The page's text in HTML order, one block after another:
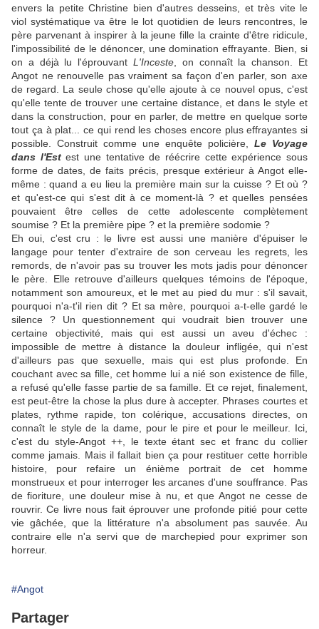
envers la petite Christine bien d'autres desseins, et très vite le
viol systématique va être le lot quotidien de leurs rencontres, le
père parvenant à inspirer à la jeune fille la crainte d'être ridicule,
l'impossibilité de le dénoncer, une domination effrayante. Bien, si
on a déjà lu l'éprouvant L'Inceste , on connaît la chanson. Et
Angot ne renouvelle pas vraiment sa façon d'en parler, son axe
de regard. La seule chose qu'elle ajoute à ce nouvel opus, c'est
qu'elle tente de trouver une certaine distance, et dans le style et
dans la construction, pour en parler, de mettre en quelque sorte
tout ça à plat... ce qui rend les choses encore plus effrayantes si
possible. Construit comme une enquête policière, Le Voyage
dans l'Estest une tentative de réécrire cette expérience sous
forme de dates, de faits précis, presque extérieur à Angot elle-
même : quand a eu lieu la première main sur la cuisse ? Et où ?
et qu'est-ce qui s'est dit à ce moment-là ? et quelles pensées
pouvaient être celles de cette adolescente complètement
soumise ? Et la première pipe ? et la première sodomie ?
Eh oui, c'est cru : le livre est aussi une manière d'épuiser le
langage pour tenter d'extraire de son cerveau les regrets, les
remords, de n'avoir pas su trouver les mots jadis pour dénoncer
le père. Elle retrouve d'ailleurs quelques témoins de l'époque,
notamment son amoureux, et le met au pied du mur : s'il savait,
pourquoi n'a-t'il rien dit ? Et sa mère, pourquoi a-t-elle gardé le
silence ? Un questionnement qui voudrait bien trouver une
certaine objectivité, mais qui est aussi un aveu d'échec :
impossible de mettre à distance la douleur infligée, qui n'est
d'ailleurs pas que sexuelle, mais qui est plus profonde. En
couchant avec sa fille, cet homme lui a nié son existence de fille,
a refusé qu'elle fasse partie de sa famille. Et ce rejet, finalement,
est peut-être la chose la plus dure à accepter. Phrases courtes et
plates, rythme rapide, ton colérique, accusations directes, on
connaît le style de la dame, pour le pire et pour le meilleur. Ici,
c'est du style-Angot ++, le texte étant sec et franc du collier
comme jamais. Mais il fallait bien ça pour restituer cette horrible
histoire, pour refaire un énième portrait de cet homme
monstrueux et pour interroger les arcanes d'une souffrance. Pas
de fioriture, une douleur mise à nu, et que Angot ne cesse de
rouvrir. Ce livre nous fait éprouver une profonde pitié pour cette
vie gâchée, que la littérature n'a absolument pas sauvée. Au
contraire elle n'a servi que de marchepied pour exprimer son
horreur.
#Angot
Partager